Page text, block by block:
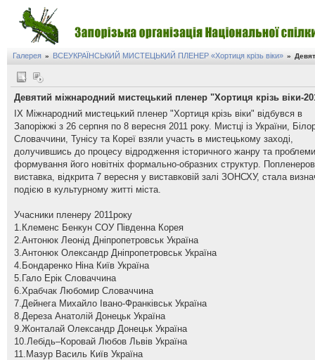
Галерея » ВСЕУКРАЇНСЬКИЙ МИСТЕЦЬКИЙ ПЛЕНЕР «Хортиця крізь віки» »
Девятий міжнародний мистецький пленер "Хортиця крізь віки-
ІХ Міжнародний мистецький пленер "Хортиця крізь віки" відбувся в
Запоріжжі з 26 серпня по 8 вересня 2011 року. Мистці із України,
Словаччини, Тунісу та Кореї взяли участь в мистецькому заході,
долучившись до процесу відродження історичного жанру та проблеми
формування його новітніх формально-образних структур.
виставка, відкрита 7 вересня у виставковій залі ЗОНСХУ, стала
подією в культурному житті міста.
Учасники пленеру 2011року
1.Клеменс Бенкун СОУ Південна Корея
2.Антонюк Леонід Дніпропетровськ Україна
3.Антонюк Олександр Дніпропетровськ Україна
4.Бондаренко Ніна Київ Україна
5.Гало Ерік Словаччина
6.Храбчак Любомир Словаччина
7.Дейнега Михайло Івано-Франківськ Україна
8.Дереза Анатолій Донецьк Україна
9.Жонталай Олександр Донецьк Україна
10.Лебідь–Коровай Любов Львів Україна
11.Мазур Василь Київ Україна